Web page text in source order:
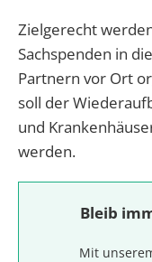
Zielgerecht
Sachspenden in
Partnern vor Ort
soll der
und
werden.
Bleib
Mit